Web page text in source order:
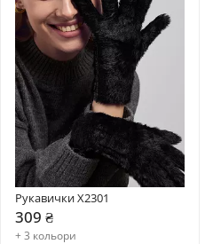
Рукавички X2301
309 ₴
+ 3 кольори